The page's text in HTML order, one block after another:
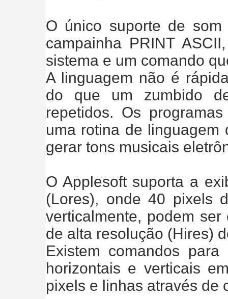
O único suporte de
campainha PRINT
sistema e um comando
A linguagem não é
do que um zumbido
repetidos. Os
uma rotina de
gerar tons musicais
O Applesoft suporta a
(Lores), onde 40 pixels
verticalmente, podem
de alta resolução (Hires)
Existem comandos
horizontais e verticais
pixels e linhas através de